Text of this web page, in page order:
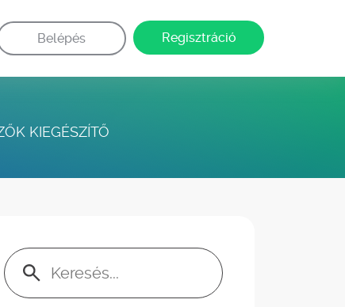
Belépés Regisztráció
KIEGÉSZÍTŐ
Keresés: